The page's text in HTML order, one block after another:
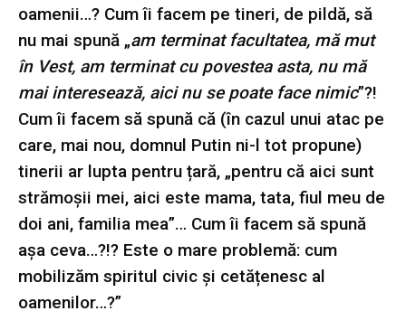
oamenii…? Cum îi facem pe tineri, de pildă, să
nu mai spună „am terminat facultatea, mă mut
în Vest, am terminat cu povestea asta, nu mă
mai interesează, aici nu se poate face nimic”?!
Cum îi facem să spună că (în cazul unui atac pe
care, mai nou, domnul Putin ni-l tot propune)
tinerii ar lupta pentru țară, „pentru că aici sunt
strămoșii mei, aici este mama, tata, fiul meu de
doi ani, familia mea”… Cum îi facem să spună
așa ceva…?!? Este o mare problemă: cum
mobilizăm spiritul civic și cetățenesc al
oamenilor…?”